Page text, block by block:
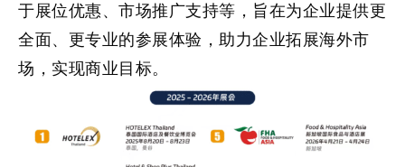
于展位优惠、市场推广支持等，旨在为企业提供更
全面、更专业的参展体验，助力企业拓展海外市
场，实现商业目标。